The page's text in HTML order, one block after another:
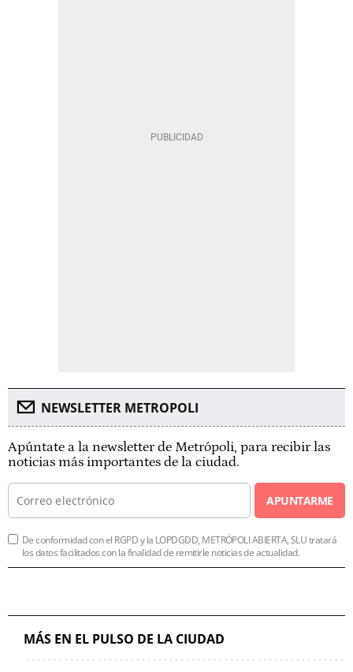
NEWSLETTER METROPOLI
Apúntate a la newsletter de Metrópoli, para recibir las
noticias más importantes de la ciudad.
APUNTARME
De conformidad con el RGPD y la LOPDGDD, METRÓPOLI ABIERTA, SLU tratará
los datos facilitados con la finalidad de remitirle noticias de actualidad.
MÁS EN EL PULSO DE LA CIUDAD